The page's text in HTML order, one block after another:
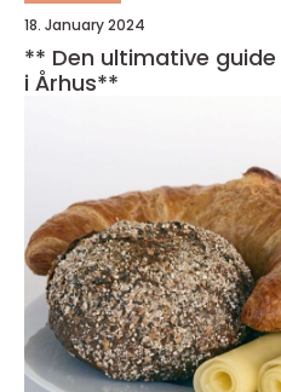
18. January 2024
** Den ultimative
i Århus**